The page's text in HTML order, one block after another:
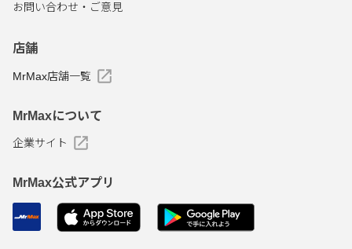
お問い合わせ・ご意見
店舗
MrMax店舗一覧
MrMaxについて
企業サイト
MrMax公式アプリ